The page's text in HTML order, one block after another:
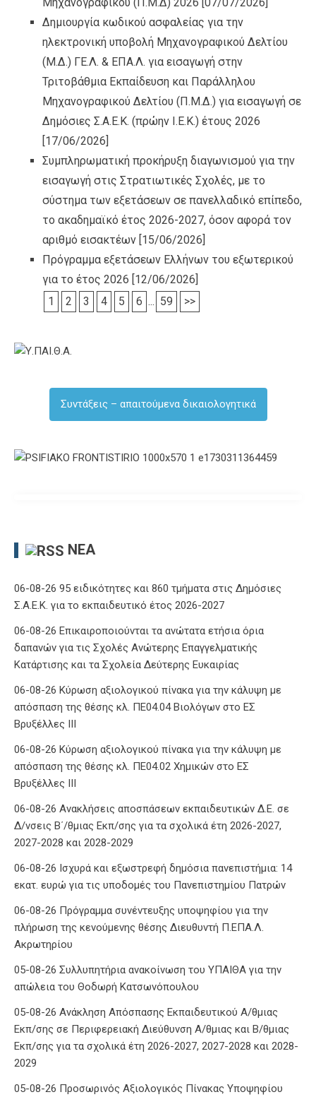
Δημιουργία κωδικού ασφαλείας για την
ηλεκτρονική υποβολή Μηχανογραφικού Δελτίου
(Μ.Δ.) ΓΕ.Λ. & ΕΠΑ.Λ. για εισαγωγή στην
Τριτοβάθμια Εκπαίδευση και Παράλληλου
Μηχανογραφικού Δελτίου (Π.Μ.Δ.) για εισαγωγή σε
Δημόσιες Σ.Α.Ε.Κ. (πρώην Ι.Ε.Κ.) έτους 2026
[17/06/2026]
Συμπληρωματική προκήρυξη διαγωνισμού για την
εισαγωγή στις Στρατιωτικές Σχολές, με το
σύστημα των εξετάσεων σε πανελλαδικό επίπεδο,
το ακαδημαϊκό έτος 2026-2027, όσον αφορά τον
αριθμό εισακτέων [15/06/2026]
Πρόγραμμα εξετάσεων Ελλήνων του εξωτερικού
για το έτος 2026 [12/06/2026]
1
2 3 4 5 6 ... 59 >>
Συντάξεις – απαιτούμενα δικαιολογητικά
ΝΈΑ
06-08-26 95 ειδικότητες και 860 τμήματα στις Δημόσιες
Σ.Α.Ε.Κ. για το εκπαιδευτικό έτος 2026-2027
06-08-26 Επικαιροποιούνται τα ανώτατα ετήσια όρια
δαπανών για τις Σχολές Ανώτερης Επαγγελματικής
Κατάρτισης και τα Σχολεία Δεύτερης Ευκαιρίας
06-08-26 Κύρωση αξιολογικού πίνακα για την κάλυψη με
απόσπαση της θέσης κλ. ΠΕ04.04 Βιολόγων στο ΕΣ
Βρυξέλλες ΙΙΙ
06-08-26 Κύρωση αξιολογικού πίνακα για την κάλυψη με
απόσπαση της θέσης κλ. ΠΕ04.02 Χημικών στο ΕΣ
Βρυξέλλες ΙΙΙ
06-08-26 Ανακλήσεις αποσπάσεων εκπαιδευτικών Δ.Ε. σε
Δ/νσεις Β΄/θμιας Εκπ/σης για τα σχολικά έτη 2026-2027,
2027-2028 και 2028-2029
06-08-26 Ισχυρά και εξωστρεφή δημόσια πανεπιστήμια: 14
εκατ. ευρώ για τις υποδομές του Πανεπιστημίου Πατρών
06-08-26 Πρόγραμμα συνέντευξης υποψηφίου για την
πλήρωση της κενούμενης θέσης Διευθυντή Π.ΕΠΑ.Λ.
Ακρωτηρίου
05-08-26 Συλλυπητήρια ανακοίνωση του ΥΠΑΙΘΑ για την
απώλεια του Θοδωρή Κατσωνόπουλου
05-08-26 Ανάκληση Απόσπασης Εκπαιδευτικού Α/θμιας
Εκπ/σης σε Περιφερειακή Διεύθυνση Α/θμιας και Β/θμιας
Εκπ/σης για τα σχολικά έτη 2026-2027, 2027-2028 και 2028-
2029
05-08-26 Προσωρινός Αξιολογικός Πίνακας Υποψηφίου